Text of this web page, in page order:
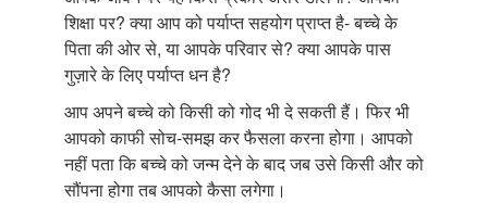
शिक्षा पर? क्या आप को पर्याप्त सहयोग प्राप्त है- बच्चे के
पिता की ओर से, या आपके परिवार से? क्या आपके पास
गुज़ारे के लिए पर्याप्त धन है?
आप अपने बच्चे को किसी को गोद भी दे सकती हैं। फिर भी
आपको काफी सोच-समझ कर फैसला करना होगा। आपको
नहीं पता कि बच्चे को जन्म देने के बाद जब उसे किसी और को
सौंपना होगा तब आपको कैसा लगेगा।